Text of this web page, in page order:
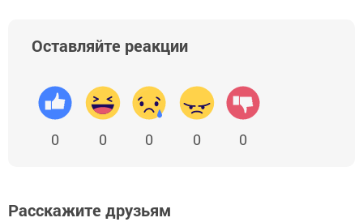
Оставляйте реакции
0 0 0 0 0
Расскажите друзьям